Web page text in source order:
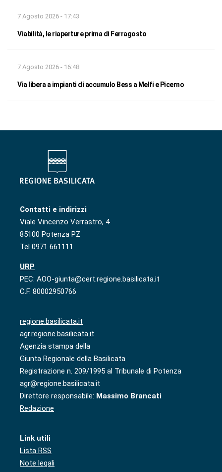
7 Agosto 2026 - 17:43
Viabilità, le riaperture prima di Ferragosto
7 Agosto 2026 - 16:48
Via libera a impianti di accumulo Bess a Melfi e Picerno
Contatti e indirizzi
Viale Vincenzo Verrastro, 4
85100 Potenza PZ
Tel 0971 661111
URP
PEC: AOO-giunta@cert.regione.basilicata.it
C.F. 80002950766
regione.basilicata.it
agr.regione.basilicata.it
Agenzia stampa della
Giunta Regionale della Basilicata
Registrazione n. 209/1995 al Tribunale di Potenza
agr@regione.basilicata.it
Direttore responsabile: Massimo Brancati
Redazione
Link utili
Lista RSS
Note legali